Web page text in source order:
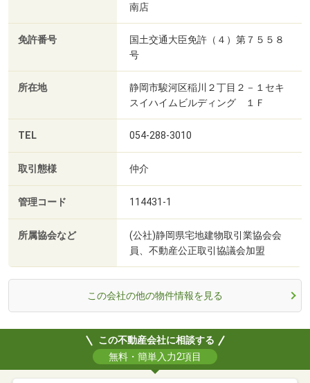
南店
免許番号
国土交通大臣免許（４）第７５５８
号
所在地
静岡市駿河区稲川２丁目２－１セキ
スイハイムビルディング １Ｆ
TEL 054-288-3010
取引態様 仲介
管理コード 114431-1
所属協会など
(公社)静岡県宅地建物取引業協会会
員、不動産公正取引協議会加盟
この会社の他の物件情報を見る
この不動産会社に相談する
無料・簡単入力2項目